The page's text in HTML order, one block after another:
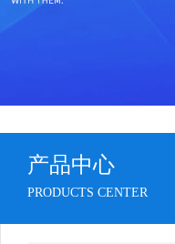
产品中心
PRODUCTS CENTER